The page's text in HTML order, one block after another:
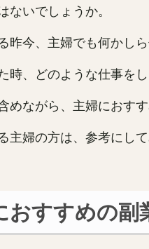
ないでしょうか。
昨今、主婦でも何かし
時、どのような仕事を
めながら、主婦におす
主婦の方は、参考にして
おすすめの副